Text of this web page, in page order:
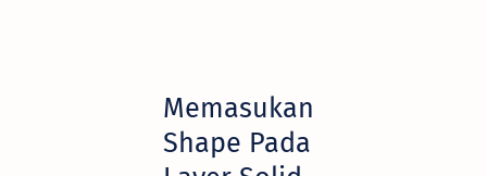
Memasukan
Shape Pada